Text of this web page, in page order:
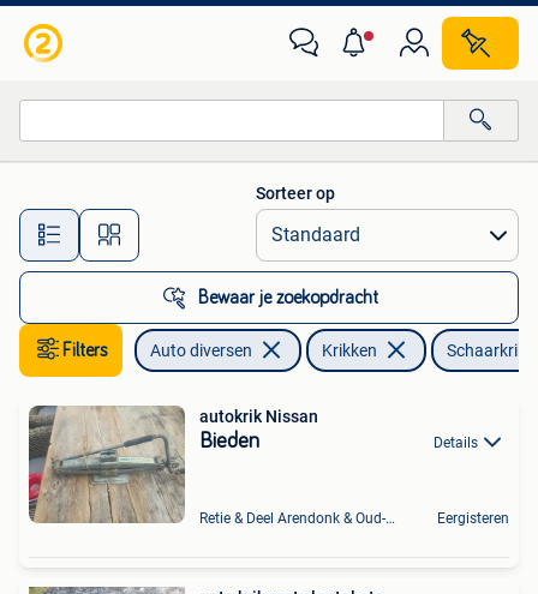
Alle afstanden…
Sorteer op
Bewaar je zoekopdracht
Filters Auto diversen Krikken Schaarkrik
autokrik Nissan
Bieden Details
Retie & Deel Arendonk & Oud-Turnhout Eergisteren